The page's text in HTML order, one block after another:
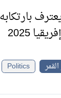
2025
Politics